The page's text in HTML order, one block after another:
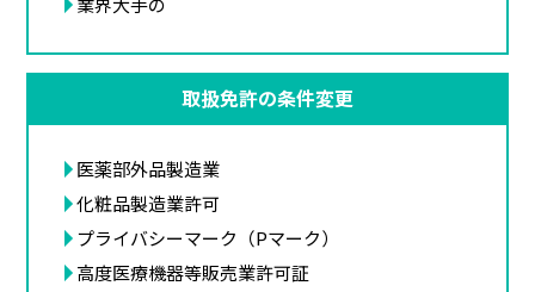
取扱免許の条件変更
医薬部外品製造業
化粧品製造業許可
プライバシーマーク（Pマーク）
高度医療機器等販売業許可証